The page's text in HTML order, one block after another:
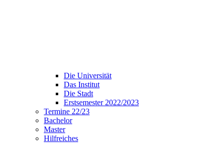
Die Universität
Das Institut
Die Stadt
Erstsemester 2022/2023
Termine 22/23
Bachelor
Master
Hilfreiches